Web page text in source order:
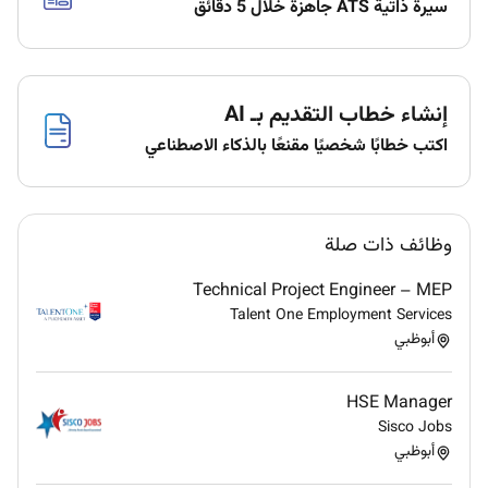
سيرة ذاتية ATS جاهزة خلال 5 دقائق
إنشاء خطاب التقديم بـ AI
اكتب خطابًا شخصيًا مقنعًا بالذكاء الاصطناعي
وظائف ذات صلة
Technical Project Engineer – MEP
Talent One Employment Services
أبوظبي
HSE Manager
Sisco Jobs
أبوظبي